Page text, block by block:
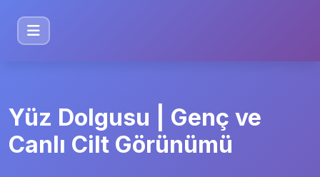
Yüz Dolgusu | Genç ve
Canlı Cilt Görünümü